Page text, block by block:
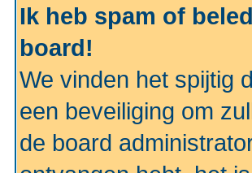
Ik heb spam of
board!
We vinden het spijtig
een beveiliging om
de board